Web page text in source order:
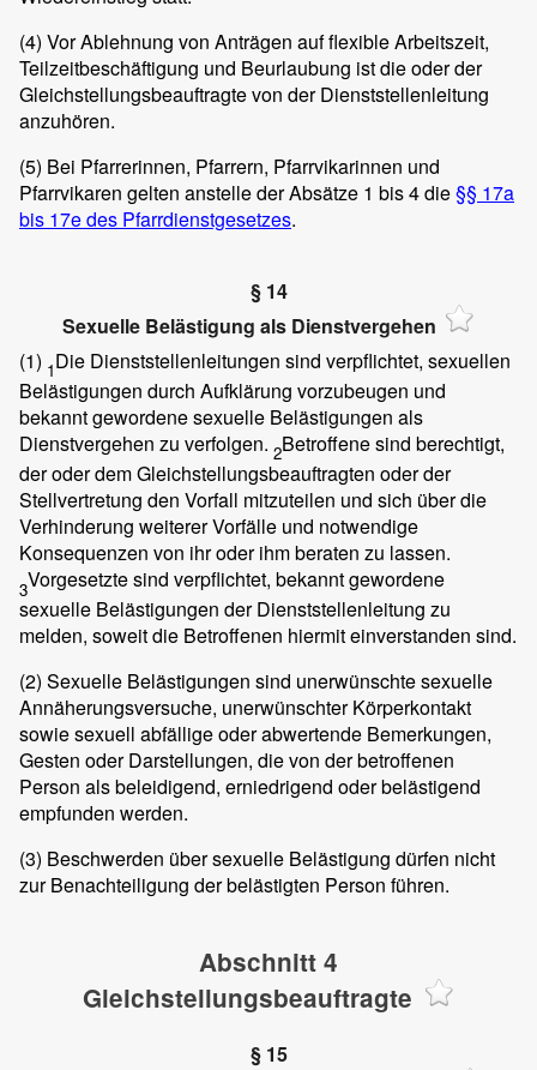
(4) Vor Ablehnung von Anträgen auf flexible Arbeitszeit,
Teilzeitbeschäftigung und Beurlaubung ist die oder der
Gleichstellungsbeauftragte von der Dienststellenleitung
anzuhören.
(5) Bei Pfarrerinnen, Pfarrern, Pfarrvikarinnen und
Pfarrvikaren gelten anstelle der Absätze 1 bis 4 die§§ 17a
bis 17e des Pfarrdienstgesetzes.
§ 14
Sexuelle Belästigung als Dienstvergehen
(1) 1Die Dienststellenleitungen sind verpflichtet, sexuellen
Belästigungen durch Aufklärung vorzubeugen und
bekannt gewordene sexuelle Belästigungen als
Dienstvergehen zu verfolgen. 2Betroffene sind berechtigt,
der oder dem Gleichstellungsbeauftragten oder der
Stellvertretung den Vorfall mitzuteilen und sich über die
Verhinderung weiterer Vorfälle und notwendige
Konsequenzen von ihr oder ihm beraten zu lassen.
3Vorgesetzte sind verpflichtet, bekannt gewordene
sexuelle Belästigungen der Dienststellenleitung zu
melden, soweit die Betroffenen hiermit einverstanden sind.
(2) Sexuelle Belästigungen sind unerwünschte sexuelle
Annäherungsversuche, unerwünschter Körperkontakt
sowie sexuell abfällige oder abwertende Bemerkungen,
Gesten oder Darstellungen, die von der betroffenen
Person als beleidigend, erniedrigend oder belästigend
empfunden werden.
(3) Beschwerden über sexuelle Belästigung dürfen nicht
zur Benachteiligung der belästigten Person führen.
Abschnitt 4
Gleichstellungsbeauftragte
§ 15